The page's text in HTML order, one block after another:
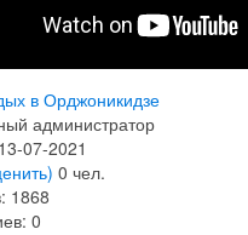
в Орджоникидзе
администратор
07-2021
0 чел.
1868
0